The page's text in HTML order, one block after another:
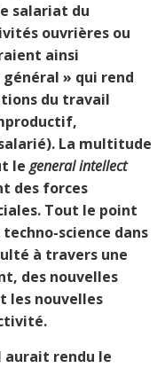
salariat du
ouvrières ou
ainsi
» qui rend
du travail
La multitude
le general intellect
des forces
Tout le point
science dans
à travers une
des nouvelles
les nouvelles
aurait rendu le